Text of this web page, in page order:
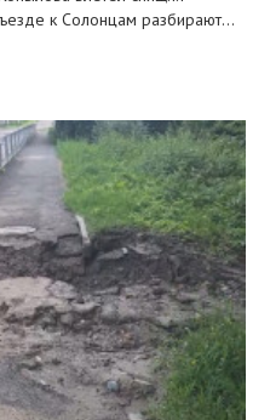
к Солонцам разбирают…